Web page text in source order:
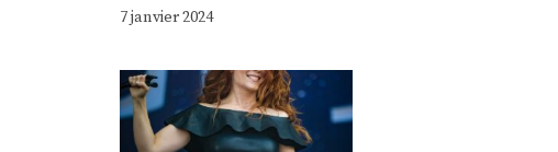
7 janvier 2024